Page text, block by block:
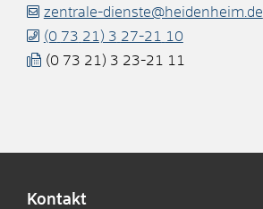
zentrale-dienste@heidenheim.de
(0 73 21) 3 27-21
10
(0 73 21) 3 23-21 11
Kontakt